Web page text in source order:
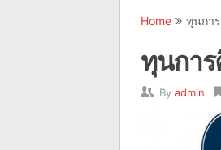
Home ทุนกา
ทุนกา
By admin